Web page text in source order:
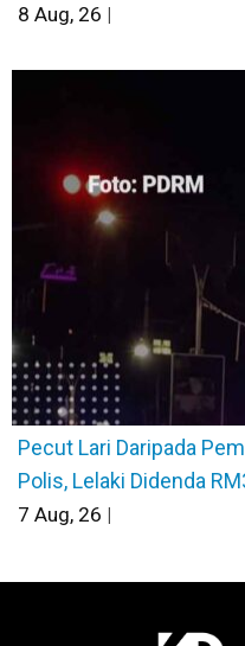
8 Aug, 26 |
Pecut Lari Daripada
Polis, Lelaki Didenda
7 Aug, 26 |